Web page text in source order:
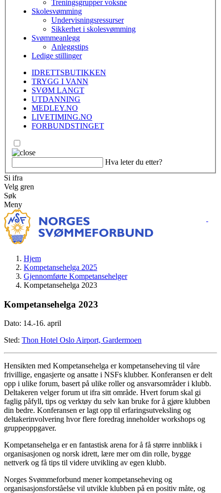
Treningsgrupper voksne
Skolesvømming
Undervisningsressurser
Sikkerhet i skolesvømming
Svømmeanlegg
Anleggstips
Ledige stillinger
IDRETTSBUTIKKEN
TRYGG I VANN
SVØM LANGT
UTDANNING
MEDLEY.NO
LIVETIMING.NO
FORBUNDSTINGET
Hva leter du etter?
Si ifra
Velg gren
Søk
Meny
Hjem
Kompetansehelga 2025
Gjennomførte Kompetansehelger
Kompetansehelga 2023
Kompetansehelga 2023
Dato: 14.-16. april
Sted: Thon Hotel Oslo Airport, Gardermoen
Hensikten med Kompetansehelga er kompetanseheving til våre
frivillige, engasjerte og ansatte i NSFs klubber. Konferansen er delt
opp i ulike forum, basert på ulike roller og ansvarsområder i klubb.
Deltakeren velger forum ut ifra sitt område. Hvert forum skal gi
faglig påfyll, tips og verktøy du selv kan bruke for å gjøre klubben
din bedre. Konferansen er lagt opp til erfaringsutveksling og
deltakerinvolvering hvor flere foredrag inneholder workshops og
gruppeoppgaver.
Kompetansehelga er en fantastisk arena for å få større innblikk i
organisasjonen og norsk idrett, lære mer om din rolle, bygge
nettverk og få tips til videre utvikling av egen klubb.
Norges Svømmeforbund mener kompetanseheving og
organisasjonsforståelse vil utvikle klubben på en positiv måte, og